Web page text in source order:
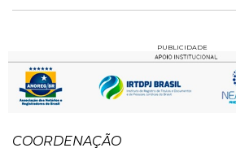
PUBLICIDADE
COORDENAÇÃO